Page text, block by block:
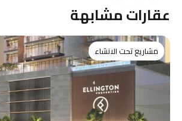
عقارات مشابهة
مشاريع تحت الانشاء